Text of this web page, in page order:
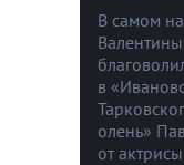
В самом
в
олень»
от